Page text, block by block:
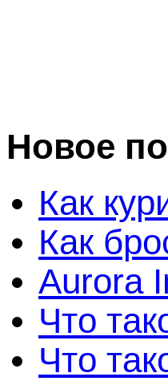
Новое
Как
Как
Aurora
Что
Что